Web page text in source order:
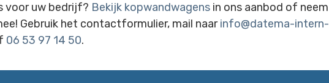
voor uw bedrijf? Bekijk kopwandwagens in ons aanbod of neem
Gebruik het contactformulier, mail naarinfo@datema-intern-
06 53 97 14 50.